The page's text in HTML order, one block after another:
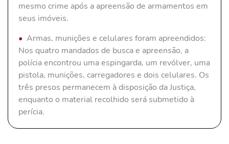
mesmo crime após a apreensão de armamentos em
seus imóveis.
Armas, munições e celulares foram apreendidos:
Nos quatro mandados de busca e apreensão, a
polícia encontrou uma espingarda, um revólver, uma
pistola, munições, carregadores e dois celulares. Os
três presos permanecem à disposição da Justiça,
enquanto o material recolhido será submetido à
perícia.